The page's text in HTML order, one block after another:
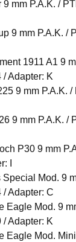
mm P.A.K. /
9 mm P.A.K. /
1911 A1 9
/ Adapter: K
9 mm P.A.K. /
9 mm P.A.K. /
P30 9 mm
I
Special Mod. 9
/ Adapter: C
Eagle Mod. 9
/ Adapter: K
Eagle Mod.